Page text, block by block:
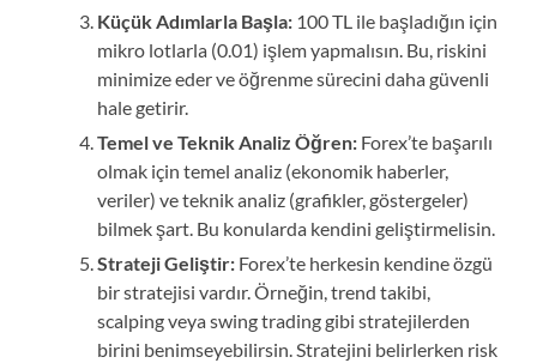
Küçük Adımlarla Başla: 100 TL ile başladığın için
mikro lotlarla (0.01) işlem yapmalısın. Bu, riskini
minimize eder ve öğrenme sürecini daha güvenli
hale getirir.
Temel ve Teknik Analiz Öğren: Forex’te başarılı
olmak için temel analiz (ekonomik haberler,
veriler) ve teknik analiz (grafikler, göstergeler)
bilmek şart. Bu konularda kendini geliştirmelisin.
Strateji Geliştir: Forex’te herkesin kendine özgü
bir stratejisi vardır. Örneğin, trend takibi,
scalping veya swing trading gibi stratejilerden
birini benimseyebilirsin. Stratejini belirlerken risk